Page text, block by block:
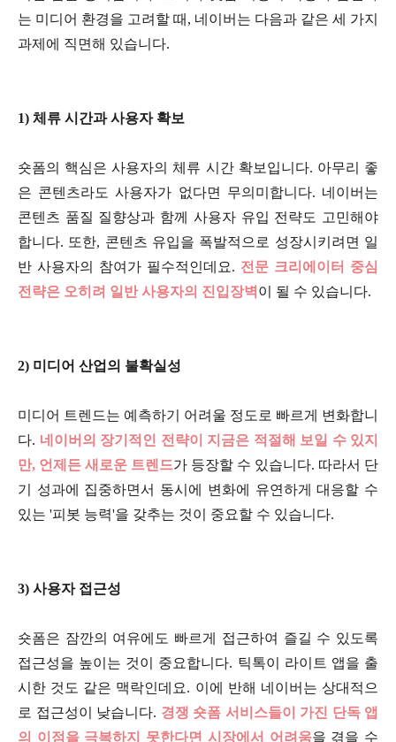
는 미디어 환경을 고려할 때, 네이버는 다음과 같은 세 가지
과제에 직면해 있습니다.
1) 체류 시간과 사용자 확보
숏폼의 핵심은 사용자의 체류 시간 확보입니다. 아무리 좋
은 콘텐츠라도 사용자가 없다면 무의미합니다. 네이버는
콘텐츠 품질 질향상과 함께 사용자 유입 전략도 고민해야
합니다. 또한, 콘텐츠 유입을 폭발적으로 성장시키려면 일
반 사용자의 참여가 필수적인데요. 전문 크리에이터 중심
전략은 오히려 일반 사용자의 진입장벽 이 될 수 있습니다.
2) 미디어 산업의 불확실성
미디어 트렌드는 예측하기 어려울 정도로 빠르게 변화합니
다. 네이버의 장기적인 전략이 지금은 적절해 보일 수 있지
만, 언제든 새로운 트렌드가 등장할 수 있습니다. 따라서 단
기 성과에 집중하면서 동시에 변화에 유연하게 대응할 수
있는 '피봇 능력'을 갖추는 것이 중요할 수 있습니다.
3) 사용자 접근성
숏폼은 잠깐의 여유에도 빠르게 접근하여 즐길 수 있도록
접근성을 높이는 것이 중요합니다. 틱톡이 라이트 앱을 출
시한 것도 같은 맥락인데요. 이에 반해 네이버는 상대적으
로 접근성이 낮습니다. 경쟁 숏폼 서비스들이 가진 단독 앱
의 이점을 극복하지 못한다면 시장에서 어려움을 겪을 수